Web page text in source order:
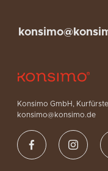
Konsimo GmbH,
konsimo@konsimo.de